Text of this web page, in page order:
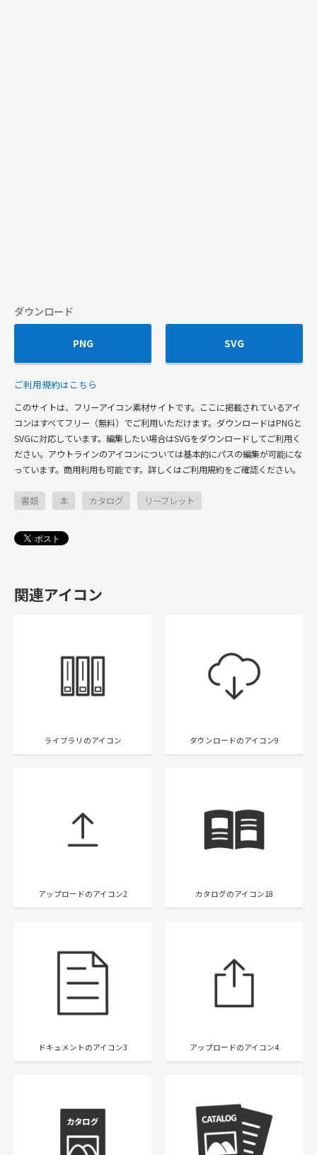
ダウンロード
PNG SVG
ご利用規約はこちら
このサイトは、フリーアイコン素材サイトです。ここに掲載されているアイ
コンはすべてフリー（無料）でご利用いただけます。ダウンロードはPNGと
SVGに対応しています。編集したい場合はSVGをダウンロードしてご利用く
ださい。アウトラインのアイコンについては基本的にパスの編集が可能にな
っています。商用利用も可能です。詳しくはご利用規約をご確認ください。
書類 本 カタログ リーフレット
関連アイコン
ライブラリのアイコン ダウンロードのアイコン9
アップロードのアイコン2 カタログのアイコン18
ドキュメントのアイコン3 アップロードのアイコン4